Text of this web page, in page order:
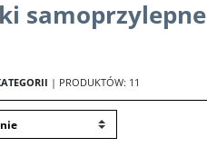
samoprzylepne
| PRODUKTÓW: 11